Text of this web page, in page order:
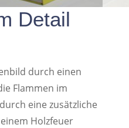
Detail
durch einen
Flammen im
eine zusätzliche
Holzfeuer